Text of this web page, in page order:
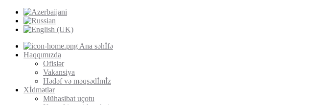
Ana səhİfə
Haqqımızda
Ofislər
Vakansiya
Hədəf və məqsədİmİz
Xİdmətlər
Mühasibat uçotu